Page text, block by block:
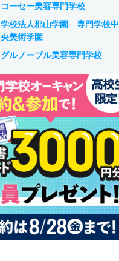
コーセー美容専門学校
学校法人郡山学園 専門学校中
央美術学園
グルノーブル美容専門学校